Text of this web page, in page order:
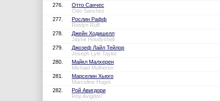
276.
Отто Санчес
Otto Sanchez
277.
Рослин Рафф
Roslyn Ruff
278.
Джейн Ходишелл
Jayne Houdyshell
279.
Джозеф Лайл Тейлор
Joseph Lyle Taylor
280.
Майкл Малхерен
Michael Mulheren
281.
Марселин Хьюго
Marceline Hugot
282.
Рой Авигдори
Roy Avigdori